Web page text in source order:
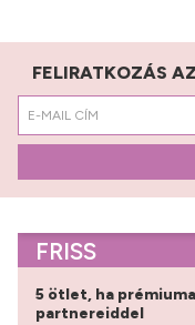
FELIRATKOZÁS AZ
FRISS
5 ötlet, ha
partnereiddel